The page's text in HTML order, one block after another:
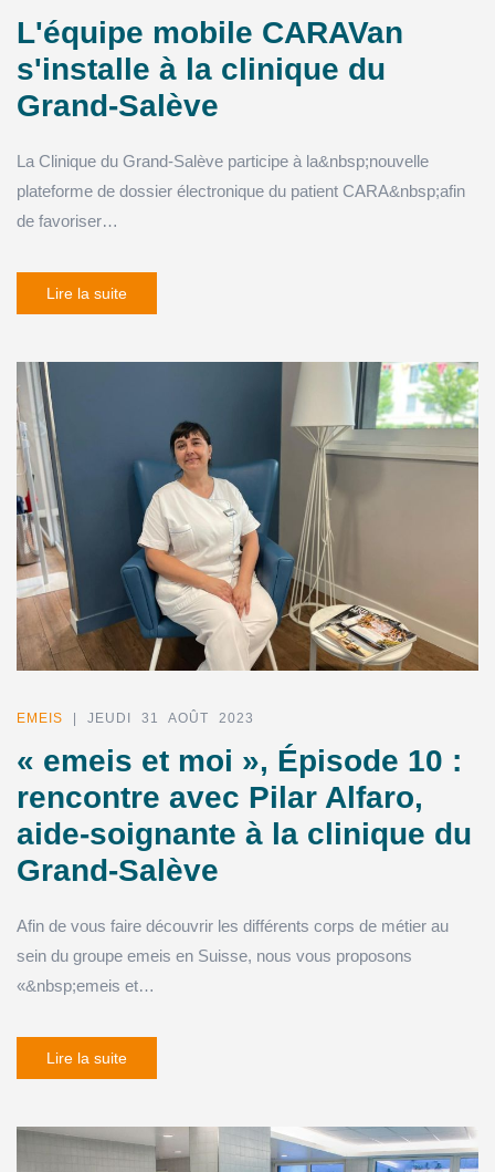
L'équipe mobile CARAVan
s'installe à la clinique du
Grand-Salève
La Clinique du Grand-Salève participe à la&nbsp;nouvelle
plateforme de dossier électronique du patient CARA&nbsp;afin
de favoriser…
Lire la suite
EMEIS | JEUDI 31 AOÛT 2023
« emeis et moi », Épisode 10 :
rencontre avec Pilar Alfaro,
aide-soignante à la clinique du
Grand-Salève
Afin de vous faire découvrir les différents corps de métier au
sein du groupe emeis en Suisse, nous vous proposons
«&nbsp;emeis et…
Lire la suite